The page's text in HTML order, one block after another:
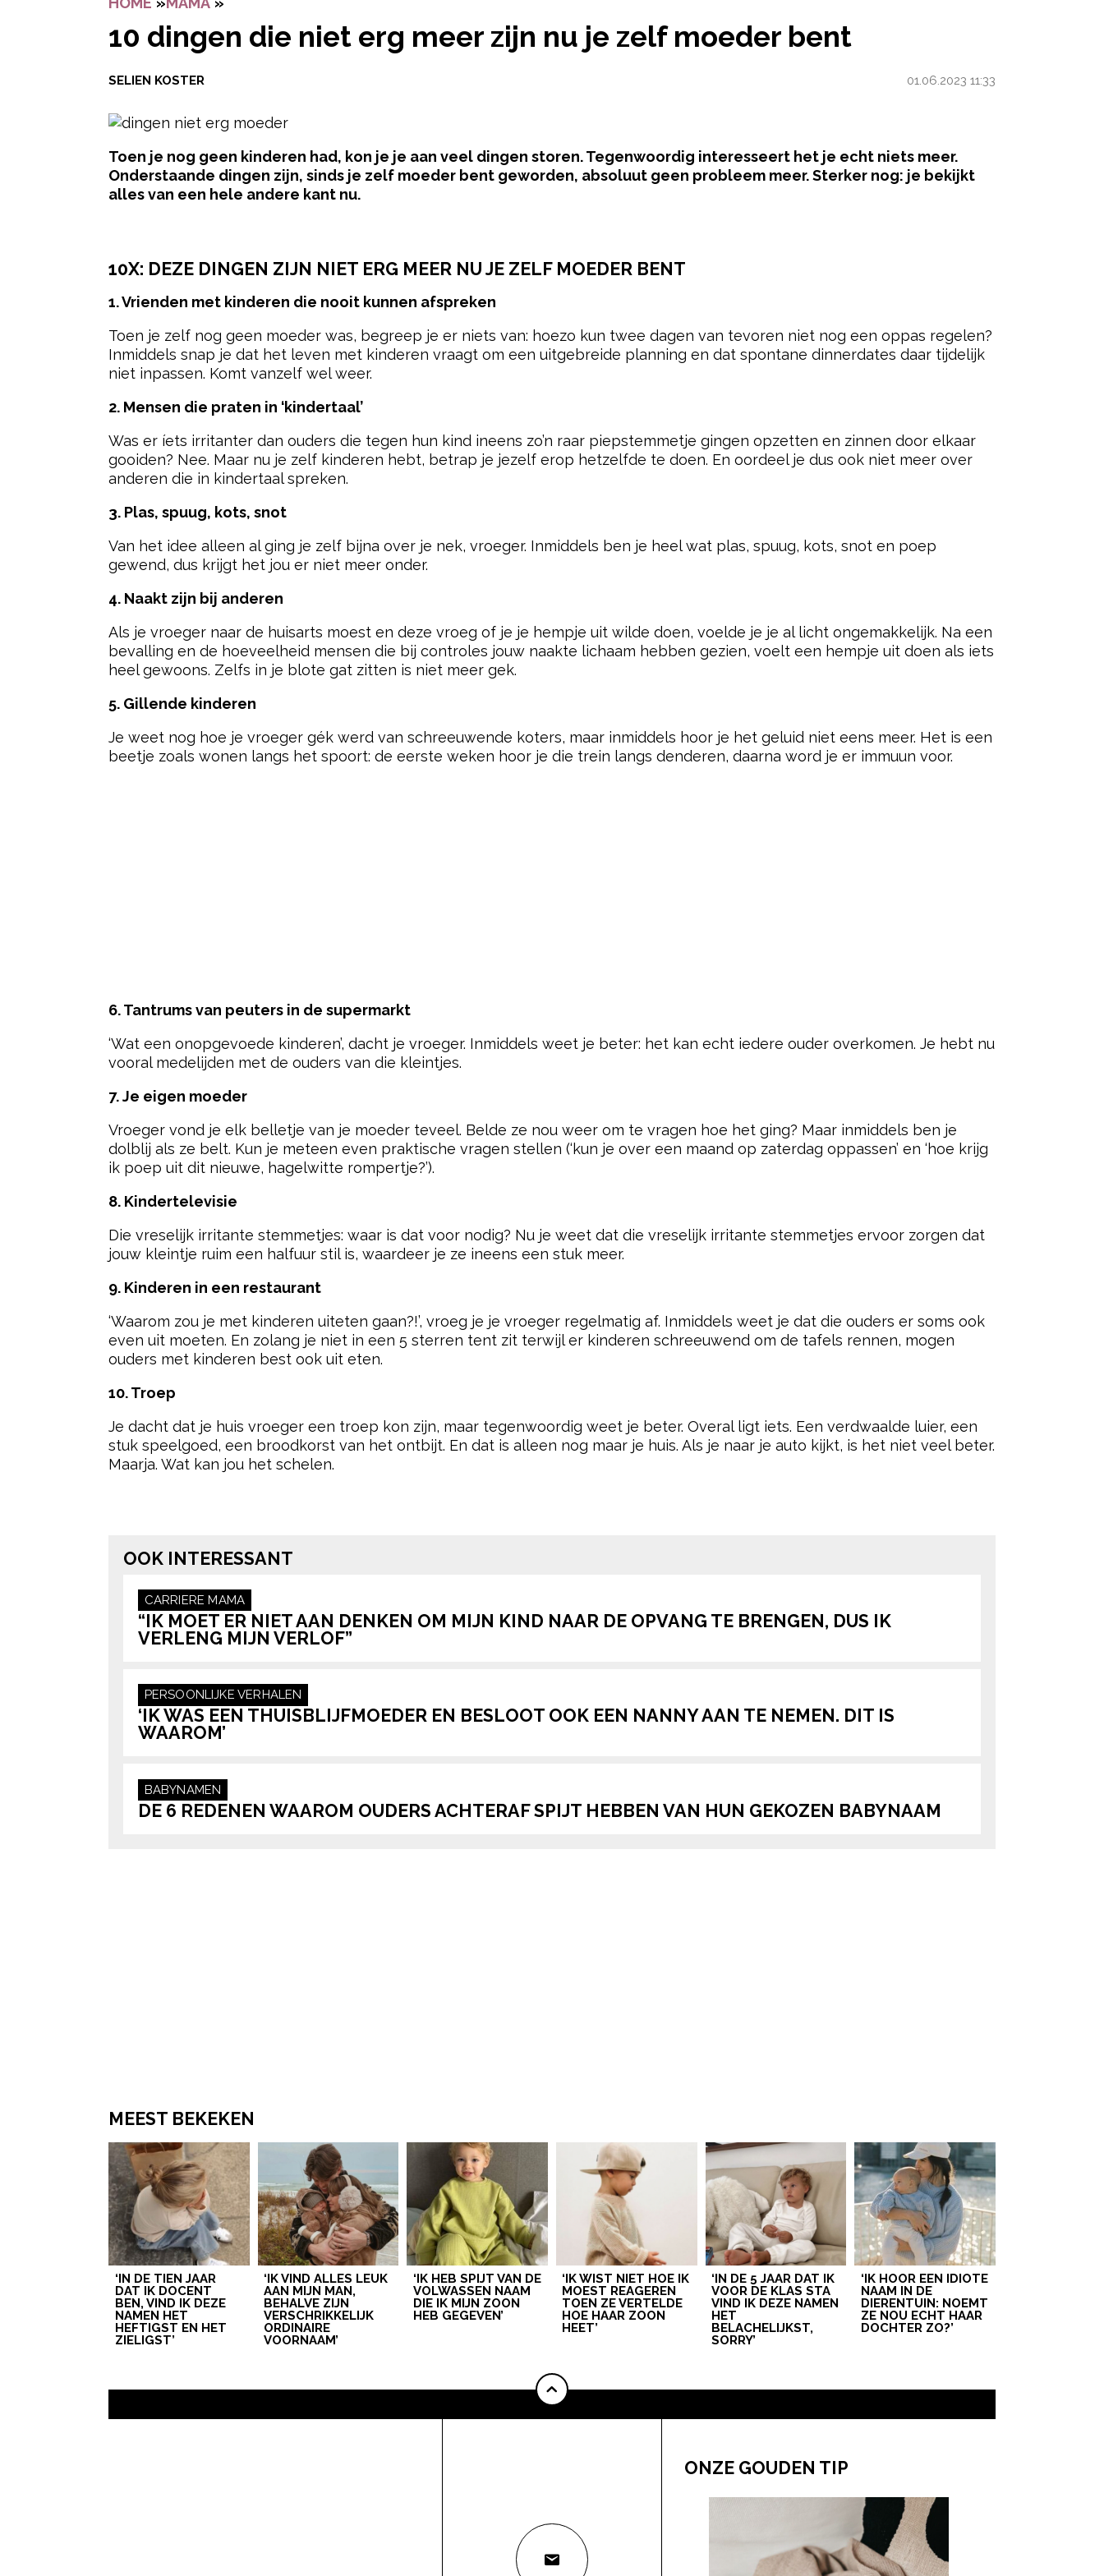
10 dingen die niet erg meer zijn nu je zelf moeder bent
SELIEN KOSTER 01.06.2023 11:33
Toen je nog geen kinderen had, kon je je aan veel dingen storen. Tegenwoordig interesseert het je echt niets meer.
Onderstaande dingen zijn, sinds je zelf moeder bent geworden, absoluut geen probleem meer. Sterker nog: je bekijkt
alles van een hele andere kant nu.
10X: DEZE DINGEN ZIJN NIET ERG MEER NU JE ZELF MOEDER BENT
1. Vrienden met kinderen die nooit kunnen afspreken
Toen je zelf nog geen moeder was, begreep je er niets van: hoezo kun twee dagen van tevoren niet nog een oppas regelen?
Inmiddels snap je dat het leven met kinderen vraagt om een uitgebreide planning en dat spontane dinnerdates daar tijdelijk
niet inpassen. Komt vanzelf wel weer.
2. Mensen die praten in ‘kindertaal’
Was er íets irritanter dan ouders die tegen hun kind ineens zo’n raar piepstemmetje gingen opzetten en zinnen door elkaar
gooiden? Nee. Maar nu je zelf kinderen hebt, betrap je jezelf erop hetzelfde te doen. En oordeel je dus ook niet meer over
anderen die in kindertaal spreken.
3. Plas, spuug, kots, snot
Van het idee alleen al ging je zelf bijna over je nek, vroeger. Inmiddels ben je heel wat plas, spuug, kots, snot en poep
gewend, dus krijgt het jou er niet meer onder.
4. Naakt zijn bij anderen
Als je vroeger naar de huisarts moest en deze vroeg of je je hempje uit wilde doen, voelde je je al licht ongemakkelijk. Na een
bevalling en de hoeveelheid mensen die bij controles jouw naakte lichaam hebben gezien, voelt een hempje uit doen als iets
heel gewoons. Zelfs in je blote gat zitten is niet meer gek.
5. Gillende kinderen
Je weet nog hoe je vroeger gék werd van schreeuwende koters, maar inmiddels hoor je het geluid niet eens meer. Het is een
beetje zoals wonen langs het spoort: de eerste weken hoor je die trein langs denderen, daarna word je er immuun voor.
6. Tantrums van peuters in de supermarkt
‘Wat een onopgevoede kinderen’, dacht je vroeger. Inmiddels weet je beter: het kan echt iedere ouder overkomen. Je hebt nu
vooral medelijden met de ouders van die kleintjes.
7. Je eigen moeder
Vroeger vond je elk belletje van je moeder teveel. Belde ze nou weer om te vragen hoe het ging? Maar inmiddels ben je
dolblij als ze belt. Kun je meteen even praktische vragen stellen (‘kun je over een maand op zaterdag oppassen’ en ‘hoe krijg
ik poep uit dit nieuwe, hagelwitte rompertje?’).
8. Kindertelevisie
Die vreselijk irritante stemmetjes: waar is dat voor nodig? Nu je weet dat die vreselijk irritante stemmetjes ervoor zorgen dat
jouw kleintje ruim een halfuur stil is, waardeer je ze ineens een stuk meer.
9. Kinderen in een restaurant
‘Waarom zou je met kinderen uiteten gaan?!’, vroeg je je vroeger regelmatig af. Inmiddels weet je dat die ouders er soms ook
even uit moeten. En zolang je niet in een 5 sterren tent zit terwijl er kinderen schreeuwend om de tafels rennen, mogen
ouders met kinderen best ook uit eten.
10. Troep
Je dacht dat je huis vroeger een troep kon zijn, maar tegenwoordig weet je beter. Overal ligt iets. Een verdwaalde luier, een
stuk speelgoed, een broodkorst van het ontbijt. En dat is alleen nog maar je huis. Als je naar je auto kijkt, is het niet veel beter.
Maarja. Wat kan jou het schelen.
OOK INTERESSANT
CARRIEREMAMA
“IK MOET ER NIET AAN DENKEN OM MIJN KIND NAAR DE OPVANG TE BRENGEN, DUS IK
VERLENG MIJN VERLOF”
PERSOONLIJKE VERHALEN
‘IK WAS EEN THUISBLIJFMOEDER EN BESLOOT OOK EEN NANNY AAN TE NEMEN. DIT IS
WAAROM’
BABYNAMEN
DE 6 REDENEN WAAROM OUDERS ACHTERAF SPIJT HEBBEN VAN HUN GEKOZEN BABYNAAM
MEEST BEKEKEN
‘IN DE TIEN JAAR
DAT IK DOCENT
BEN, VIND IK DEZE
NAMEN HET
HEFTIGST EN HET
ZIELIGST’
‘IK VIND ALLES LEUK
AAN MIJN MAN,
BEHALVE ZIJN
VERSCHRIKKELIJK
ORDINAIRE
VOORNAAM’
‘IK HEB SPIJT VAN DE
VOLWASSEN NAAM
DIE IK MIJN ZOON
HEB GEGEVEN’
‘IK WIST NIET HOE IK
MOEST REAGEREN
TOEN ZE VERTELDE
HOE HAAR ZOON
HEET’
‘IN DE 5 JAAR DAT IK
VOOR DE KLAS STA
VIND IK DEZE NAMEN
HET
BELACHELIJKST,
SORRY’
‘IK HOOR EEN IDIOTE
NAAM IN DE
DIERENTUIN: NOEMT
ZE NOU ECHT HAAR
DOCHTER ZO?’
ONZE GOUDEN TIP